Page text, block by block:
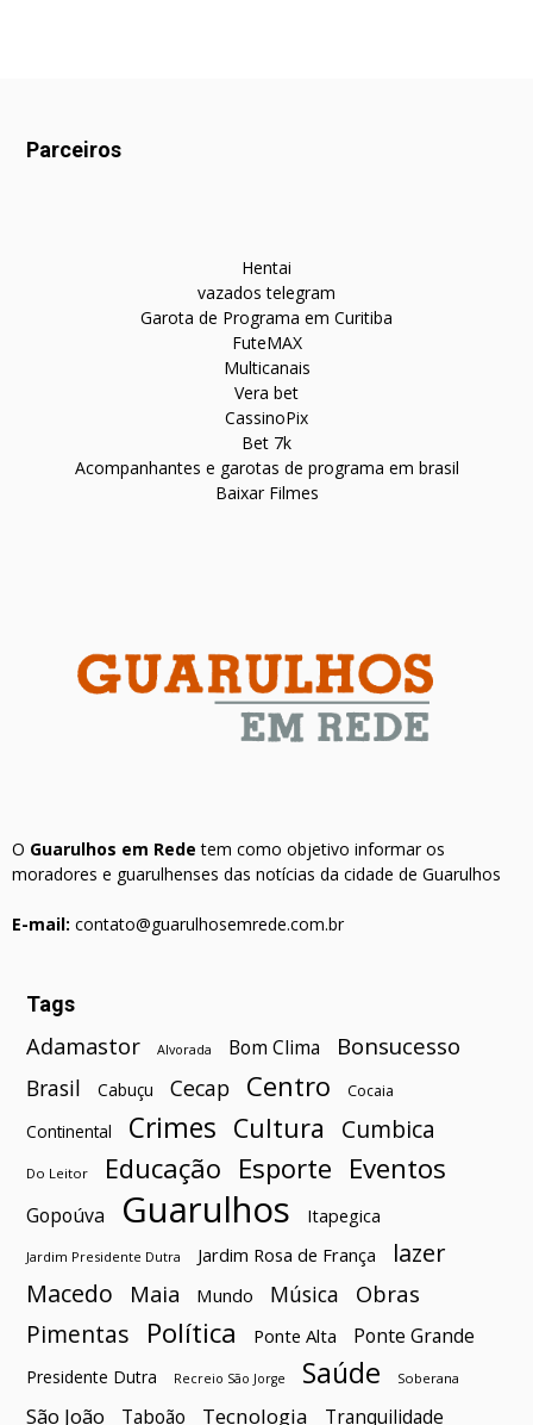
Parceiros
Hentai
vazados telegram
Garota de Programa em Curitiba
FuteMAX
Multicanais
Vera bet
CassinoPix
Bet 7k
Acompanhantes e garotas de programa em brasil
Baixar Filmes
O Guarulhos em Rede tem como objetivo informar os
moradores e guarulhenses das notícias da cidade de Guarulhos
E-mail: contato@guarulhosemrede.com.br
Tags
Adamastor Alvorada Bom Clima Bonsucesso
Brasil Cabuçu Cecap Centro Cocaia
Continental Crimes Cultura Cumbica
Do Leitor Educação Esporte Eventos
Gopoúva Guarulhos Itapegica
Jardim Presidente Dutra Jardim Rosa de França
lazer
Macedo
Maia Mundo Música Obras
Pimentas Política Ponte Alta Ponte Grande
Presidente Dutra Recreio São Jorge Saúde Soberana
São João Taboão Tecnologia Tranquilidade